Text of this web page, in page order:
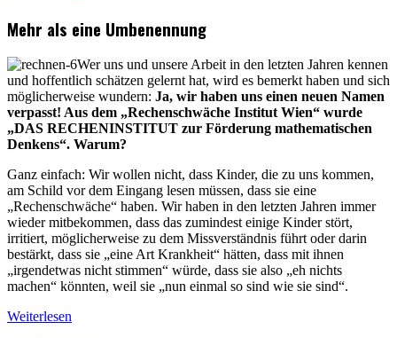
Mehr als eine Umbenennung
Wer uns und unsere Arbeit in den letzten Jahren kennen
und hoffentlich schätzen gelernt hat, wird es bemerkt haben und sich
möglicherweise wundern: Ja, wir haben uns einen neuen Namen
verpasst! Aus dem „Rechenschwäche Institut Wien“ wurde
„DAS RECHENINSTITUT zur Förderung mathematischen
Denkens“. Warum?
Ganz einfach: Wir wollen nicht, dass Kinder, die zu uns kommen,
am Schild vor dem Eingang lesen müssen, dass sie eine
„Rechenschwäche“ haben. Wir haben in den letzten Jahren immer
wieder mitbekommen, dass das zumindest einige Kinder stört,
irritiert, möglicherweise zu dem Missverständnis führt oder darin
bestärkt, dass sie „eine Art Krankheit“ hätten, dass mit ihnen
„irgendetwas nicht stimmen“ würde, dass sie also „eh nichts
machen“ könnten, weil sie „nun einmal so sind wie sie sind“.
Weiterlesen